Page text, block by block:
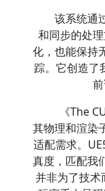
该系统通
和同步的处
化，也能保持
踪。它创造了
《The
其物理和渲染
适配需求。
真度，匹配我
并非为了技